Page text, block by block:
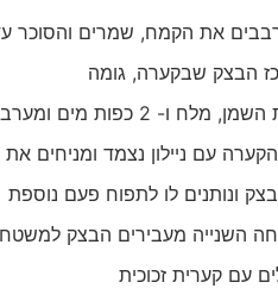
את הקמח, שמרים והסוכר
הבצק שבקערה, גומה
מים ומערבבים לקבלת בצק אחיד
עם ניילון נצמד ומניחים
ונותנים לו לתפוח פעם נוספת
השנייה מעבירים הבצק
עם קערית זכוכית